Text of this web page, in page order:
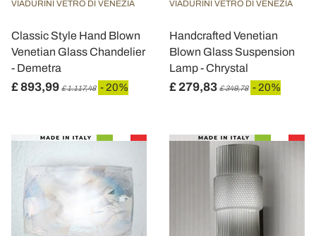
VIADURINI VETRO DI VENEZIA
Classic Style Hand Blown
Venetian Glass Chandelier
- Demetra
£ 893,99 £ 1.117,48 - 20%
VIADURINI VETRO DI VENEZIA
Handcrafted Venetian
Blown Glass Suspension
Lamp - Chrystal
£ 279,83 £ 349,78 - 20%